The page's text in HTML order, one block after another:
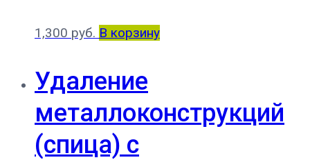
1,300 руб. В корзину
Удаление
металлоконструкций
(спица) с